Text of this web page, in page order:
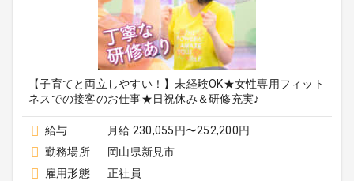
【子育てと両立しやすい！】未経験OK★女性専用フィット
ネスでの接客のお仕事★日祝休み＆研修充実♪
給与
月給 230,055円〜252,200円
勤務場所
岡山県新見市
雇用形態
正社員